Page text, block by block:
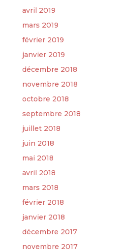
avril 2019
mars 2019
février 2019
janvier 2019
décembre 2018
novembre 2018
octobre 2018
septembre 2018
juillet 2018
juin 2018
mai 2018
avril 2018
mars 2018
février 2018
janvier 2018
décembre 2017
novembre 2017